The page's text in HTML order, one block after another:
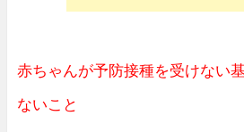
赤ちゃんが予防接種を受けない
ないこと